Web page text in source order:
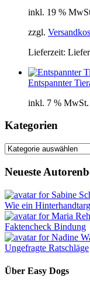
inkl. 19 %
zzgl.
Lieferzeit:
Entspannter
inkl. 7 % MwSt.
Kategorien
Kategorien
Neueste
Wie ein
Faktencheck Bindung
Ungefragte Ratschläge
Über Easy Dogs